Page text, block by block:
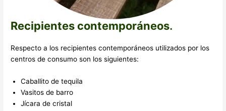
Recipientes contemporáneos.
Respecto a los recipientes contemporáneos utilizados por los
centros de consumo son los siguientes:
Caballito de tequila
Vasitos de barro
Jícara de cristal